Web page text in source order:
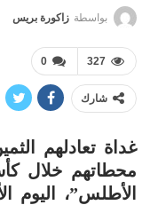
بواسطة زاكورة بريس
0 327
شارك
الأطلس”، اليوم